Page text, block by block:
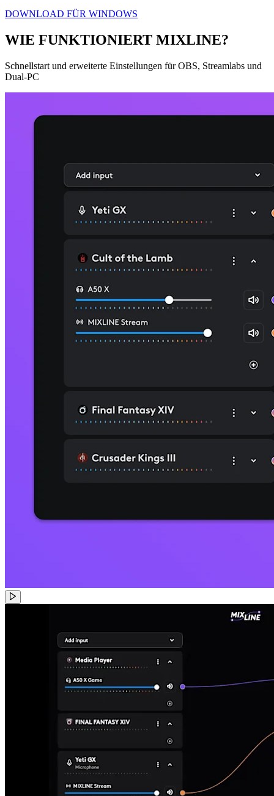
DOWNLOAD FÜR WINDOWS
WIE FUNKTIONIERT MIXLINE?
Schnellstart und erweiterte Einstellungen für OBS, Streamlabs und
Dual-PC